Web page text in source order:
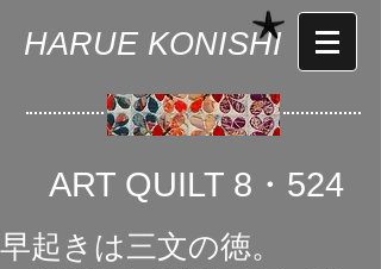
HARUE KONISHI
ART QUILT 8・524
早起きは三文の徳。